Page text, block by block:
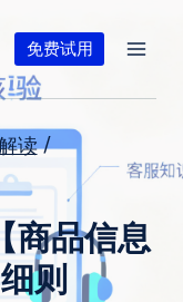
免费试用
读 /
商品信息
则